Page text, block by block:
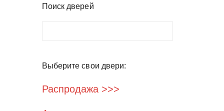
Поиск дверей
Выберите свои двери:
Распродажа >>>